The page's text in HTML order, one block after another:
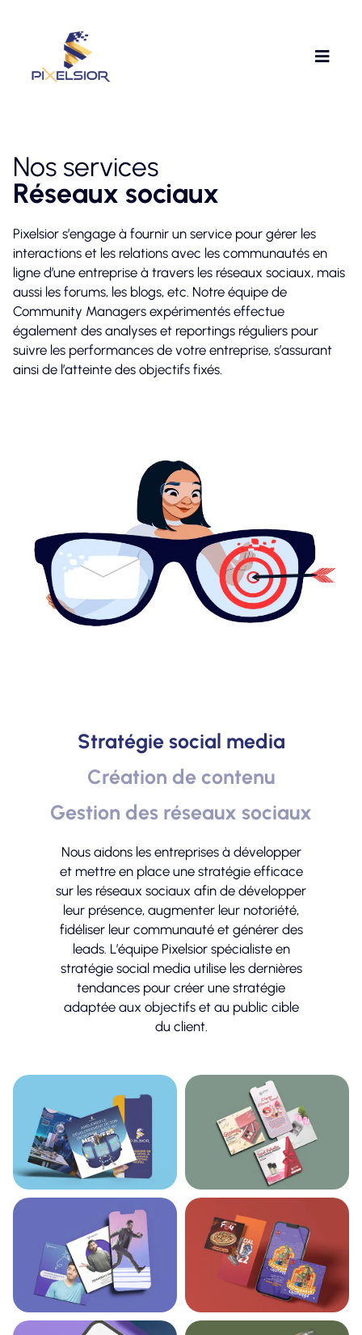
Nos services
Réseaux sociaux
Pixelsior s’engage à fournir un service pour gérer les
interactions et les relations avec les communautés en
ligne d’une entreprise à travers les réseaux sociaux, mais
aussi les forums, les blogs, etc. Notre équipe de
Community Managers expérimentés effectue
également des analyses et reportings réguliers pour
suivre les performances de votre entreprise, s’assurant
ainsi de l’atteinte des objectifs fixés.
Stratégie social media
Création de contenu
Gestion des réseaux sociaux
Nous aidons les entreprises à développer
et mettre en place une stratégie efficace
sur les réseaux sociaux afin de développer
leur présence, augmenter leur notoriété,
fidéliser leur communauté et générer des
leads. L’équipe Pixelsior spécialiste en
stratégie social media utilise les dernières
tendances pour créer une stratégie
adaptée aux objectifs et au public cible
du client.